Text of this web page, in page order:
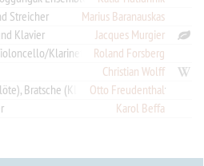
Streicher
Marius Baranauskas
Klavier
Jacques Murgier
Malungsvit, op. 135, für Bratsche (Violoncello/Klarinette) und Orgel (Singstimme ad lib.)
Roland Forsberg
Christian Wolff
Bratsche (Klarinette) und Klavier
Otto Freudenthal
Karol Beffa